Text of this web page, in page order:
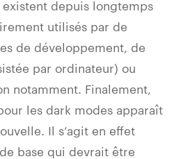
existent depuis longtemps
utilisés par de
de développement, de
par ordinateur) ou
notamment. Finalement,
les dark modes apparaît
Il s’agit en effet
base qui devrait être